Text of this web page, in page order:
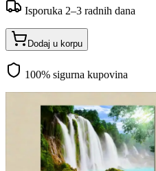
Isporuka 2–3 radnih dana
Dodaj u korpu
100% sigurna kupovina